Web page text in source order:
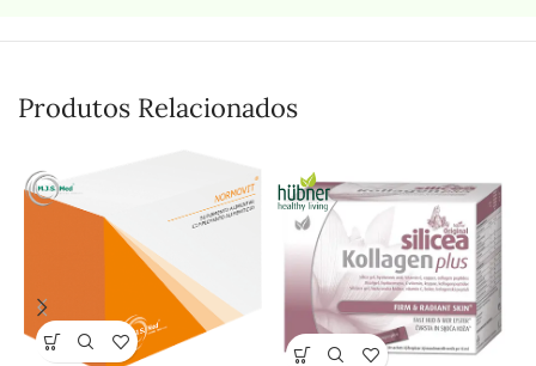
Produtos Relacionados